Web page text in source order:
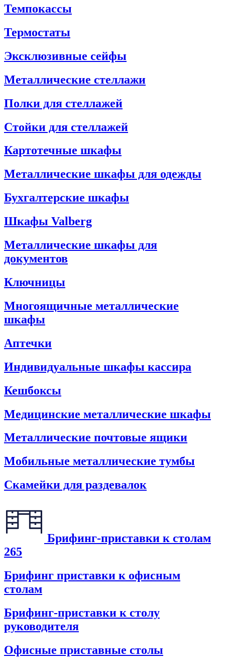
Темпокассы
Термостаты
Эксклюзивные сейфы
Металлические стеллажи
Полки для стеллажей
Стойки для стеллажей
Картотечные шкафы
Металлические шкафы для одежды
Бухгалтерские шкафы
Шкафы Valberg
Металлические шкафы для
документов
Ключницы
Многоящичные металлические
шкафы
Аптечки
Индивидуальные шкафы кассира
Кешбоксы
Медицинские металлические шкафы
Металлические почтовые ящики
Мобильные металлические тумбы
Скамейки для раздевалок
Брифинг-приставки к столам
265
Брифинг приставки к офисным
столам
Брифинг-приставки к столу
руководителя
Офисные приставные столы